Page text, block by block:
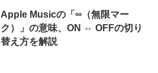
Apple Musicの「∞（無限マー
ク）」の意味、ON ⇔ OFFの切り
替え方を解説